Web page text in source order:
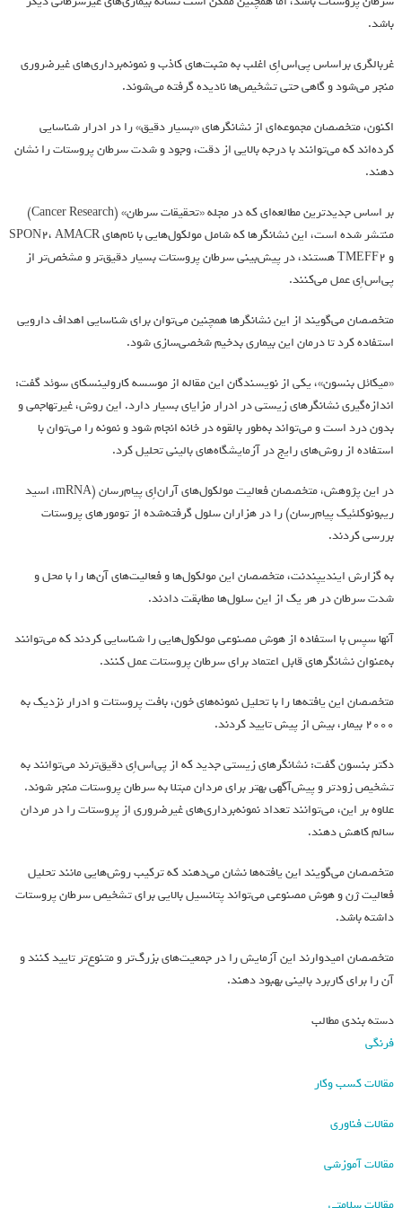
باشد.
غربالگری براساس پی‌اس‌اِی اغلب به مثبت‌های کاذب و نمونه‌برداری‌های غیرضروری
منجر می‌شود و گاهی حتی تشخیص‌ها نادیده گرفته می‌شوند.
اکنون، متخصصان مجموعه‌ای از نشانگرهای «بسیار دقیق» را در ادرار شناسایی
کرده‌اند که می‌توانند با درجه بالایی از دقت، وجود و شدت سرطان پروستات را نشان
دهند.
بر اساس جدیدترین مطالعه‌ای که در مجله «تحقیقات سرطان» (Cancer Research)
منتشر شده است، این نشانگرها که شامل مولکول‌هایی با نام‌های SPON۲، AMACR
و TMEFF۲ هستند، در پیش‌بینی سرطان پروستات بسیار دقیق‌تر و مشخص‌تر از
پی‌اس‌اِی عمل می‌کنند.
متخصصان می‌گویند از این نشانگرها همچنین می‌توان برای شناسایی اهداف دارویی
استفاده کرد تا درمان این بیماری بدخیم شخصی‌سازی شود.
«میکائل بنسون»، یکی از نویسندگان این مقاله از موسسه کارولینسکای سوئد گفت:
اندازه‌گیری نشانگرهای زیستی در ادرار مزایای بسیار دارد. این روش، غیرتهاجمی و
بدون درد است و می‌تواند به‌طور بالقوه در خانه انجام شود و نمونه را می‌توان با
استفاده از روش‌های رایج در آزمایشگاه‌های بالینی تحلیل کرد.
در این پژوهش، متخصصان فعالیت مولکول‌های آران‌اِی پیام‌رسان (mRNA، اسید
ریبونوکلئیک پیام‌رسان) را در هزاران سلول گرفته‌شده از تومورهای پروستات
بررسی کردند.
به گزارش ایندیپندنت، متخصصان این مولکول‌ها و فعالیت‌های آن‌ها را با محل و
شدت سرطان در هر یک از این سلول‌ها مطابقت دادند.
آنها سپس با استفاده از هوش مصنوعی مولکول‌هایی را شناسایی کردند که می‌توانند
به‌عنوان نشانگرهای قابل اعتماد برای سرطان پروستات عمل کنند.
متخصصان این یافته‌ها را با تحلیل نمونه‌های خون، بافت پروستات و ادرار نزدیک به
۲۰۰۰ بیمار، بیش از پیش تایید کردند.
دکتر بنسون گفت: نشانگرهای زیستی جدید که از پی‌اس‌اِی دقیق‌ترند می‌توانند به
تشخیص زودتر و پیش‌آگهی بهتر برای مردان مبتلا به سرطان پروستات منجر شوند.
علاوه بر این، می‌توانند تعداد نمونه‌برداری‌های غیرضروری از پروستات را در مردان
سالم کاهش دهند.
متخصصان می‌گویند این یافته‌ها نشان می‌دهند که ترکیب روش‌هایی مانند تحلیل
فعالیت ژن و هوش مصنوعی می‌تواند پتانسیل بالایی برای تشخیص سرطان پروستات
داشته باشد.
متخصصان امیدوارند این آزمایش را در جمعیت‌های بزرگ‌تر و متنوع‌تر تایید کنند و
آن را برای کاربرد بالینی بهبود دهند.
دسته بندی مطالب
فرنگی
مقالات کسب وکار
مقالات فناوری
مقالات آموزشی